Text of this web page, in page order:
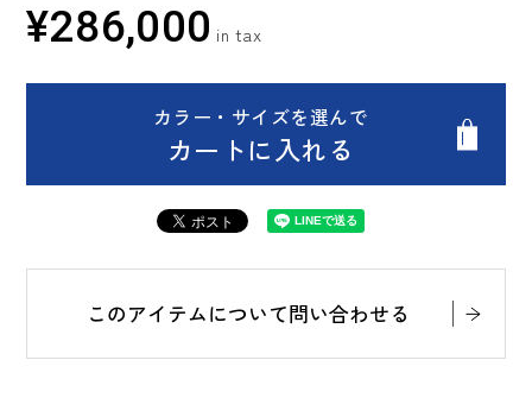
¥286,000
カラー・サイズを選んで
カートに入れる
このアイテムについて問い合わせる